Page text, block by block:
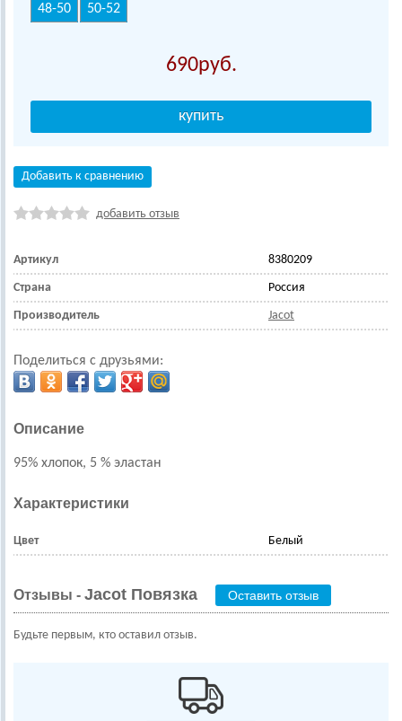
48-50 50-52
690
Добавить к сравнению
добавить отзыв
Артикул 8380209
Страна Россия
Производитель Jacot
Поделиться с друзьями:
Описание
95% хлопок, 5 % эластан
Характеристики
Цвет Белый
Отзывы - Jacot Повязка Оставить отзыв
Будьте первым, кто оставил отзыв.